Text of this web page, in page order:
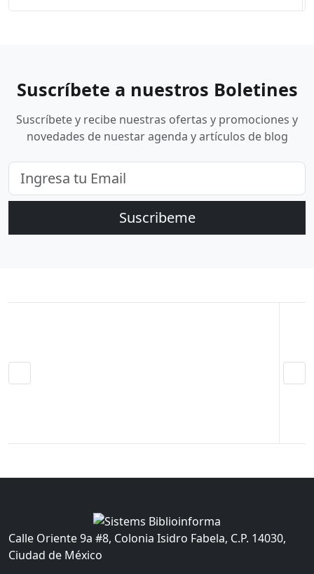
Suscríbete a nuestros Boletines
Suscríbete y recibe nuestras ofertas y promociones y
novedades de nuestar agenda y artículos de blog
Suscribeme
Calle Oriente 9a #8, Colonia Isidro Fabela, C.P. 14030,
Ciudad de México